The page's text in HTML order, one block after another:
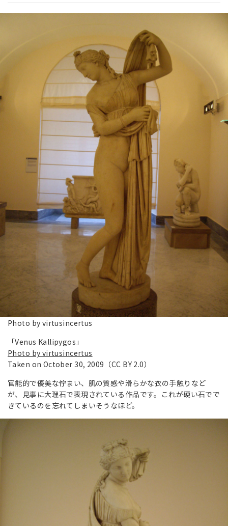
Photo by virtusincertus
「Venus Kallipygos」
Photo by virtusincertus
Taken on October 30, 2009（CC BY 2.0）
官能的で優美な佇まい、肌の質感や滑らかな衣の手触りなど
が、見事に大理石で表現されている作品です。これが硬い石でで
きているのを忘れてしまいそうなほど。